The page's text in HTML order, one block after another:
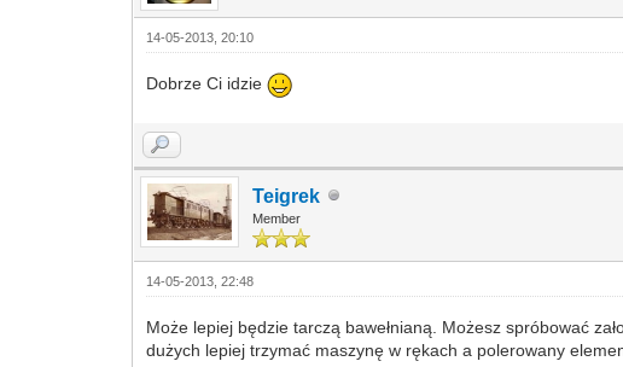
14-05-2013, 20:10
Dobrze Ci idzie
Teigrek
Member
14-05-2013, 22:48
Może lepiej będzie tarczą bawełnianą. Możesz spróbować
dużych lepiej trzymać maszynę w rękach a polerowany